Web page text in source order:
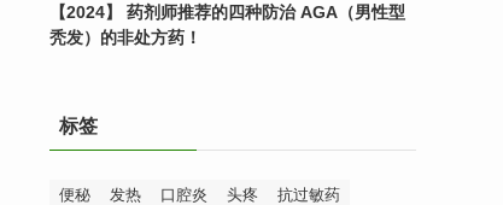
【2024】 药剂师推荐的四种防治 AGA（男性型
秃发）的非处方药！
标签
便秘 发热 口腔炎 头疼
抗过敏药